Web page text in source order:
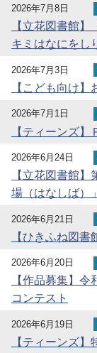
2026年7月8日
【立花図書館
キミはなにをし
2026年7月3日
【こども向け
2026年7月1日
【ティーンズ
2026年6月24日
【立花図書館
場（はなしば）
2026年6月21日
【ひきふね図
2026年6月20日
【作品募集】
コンテスト
2026年6月19日
【ティーンズ